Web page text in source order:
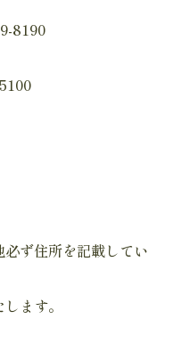
8190
ず住所を記載してい
ます。